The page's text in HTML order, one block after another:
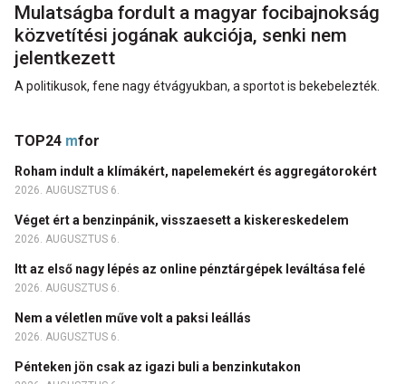
Mulatságba fordult a magyar focibajnokság
közvetítési jogának aukciója, senki nem
jelentkezett
A politikusok, fene nagy étvágyukban, a sportot is bekebelezték.
TOP24 mfor
Roham indult a klímákért, napelemekért és aggregátorokért
2026. AUGUSZTUS 6.
Véget ért a benzinpánik, visszaesett a kiskereskedelem
2026. AUGUSZTUS 6.
Itt az első nagy lépés az online pénztárgépek leváltása felé
2026. AUGUSZTUS 6.
Nem a véletlen műve volt a paksi leállás
2026. AUGUSZTUS 6.
Pénteken jön csak az igazi buli a benzinkutakon